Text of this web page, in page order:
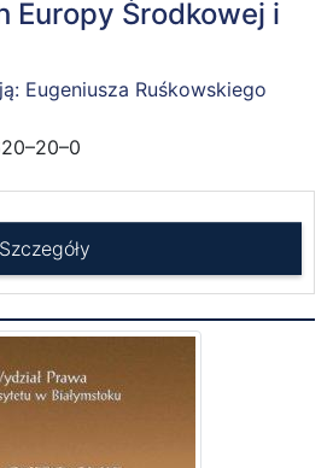
Europy Środkowej i
Eugeniusza Ruśkowskiego
Szczegóły